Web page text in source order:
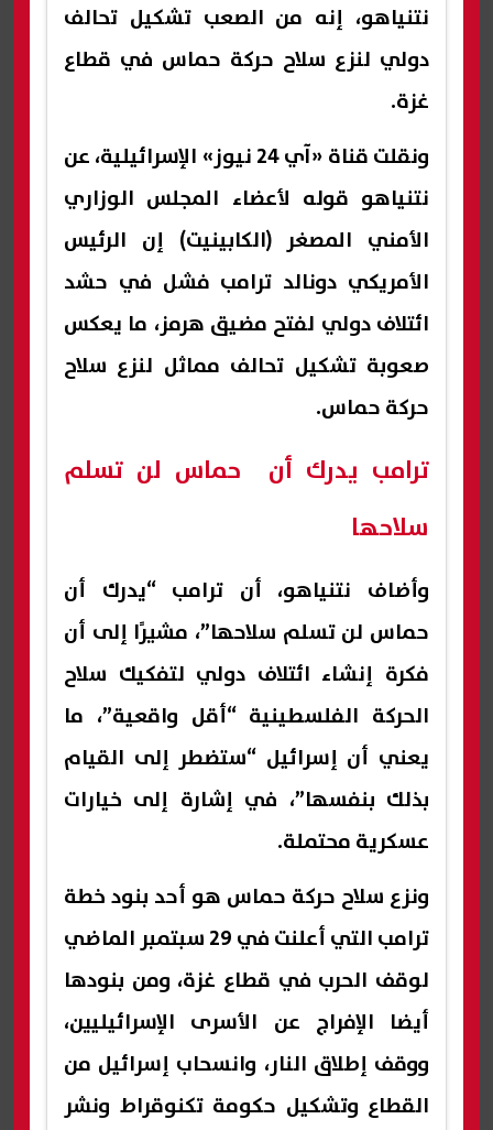
نتنياهو، إنه من الصعب تشكيل تحالف
دولي لنزع سلاح حركة حماس في قطاع
غزة.
ونقلت قناة «آي 24 نيوز» الإسرائيلية، عن
نتنياهو قوله لأعضاء المجلس الوزاري
الأمني المصغر (الكابينيت) إن الرئيس
الأمريكي دونالد ترامب فشل في حشد
ائتلاف دولي لفتح مضيق هرمز، ما يعكس
صعوبة تشكيل تحالف مماثل لنزع سلاح
حركة حماس.
ترامب يدرك أن حماس لن تسلم
سلاحها
وأضاف نتنياهو، أن ترامب “يدرك أن
حماس لن تسلم سلاحها”، مشيرًا إلى أن
فكرة إنشاء ائتلاف دولي لتفكيك سلاح
الحركة الفلسطينية “أقل واقعية”، ما
يعني أن إسرائيل “ستضطر إلى القيام
بذلك بنفسها”، في إشارة إلى خيارات
عسكرية محتملة.
ونزع سلاح حركة حماس هو أحد بنود خطة
ترامب التي أعلنت في 29 سبتمبر الماضي
لوقف الحرب في قطاع غزة، ومن بنودها
أيضا الإفراج عن الأسرى الإسرائيليين،
ووقف إطلاق النار، وانسحاب إسرائيل من
القطاع وتشكيل حكومة تكنوقراط ونشر